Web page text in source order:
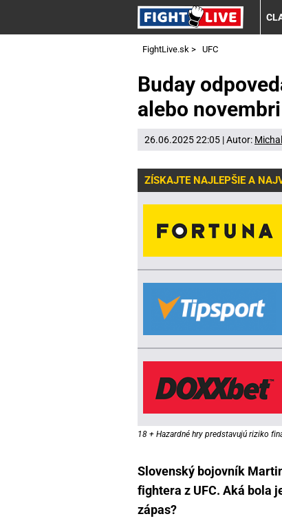
FightLive.sk > UFC
Buday
alebo
26.06.2025 22:05 | Autor:
ZÍSKAJTE NAJLEPŠIE A
18 + Hazardné hry predstavujú riziko
Slovenský bojovník
fightera z UFC. Aká bola
zápas?